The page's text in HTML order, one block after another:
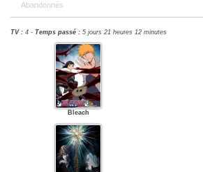
Abandonnés
TV : 4 - Temps passé : 5 jours 21 heures 12 minutes
Bleach